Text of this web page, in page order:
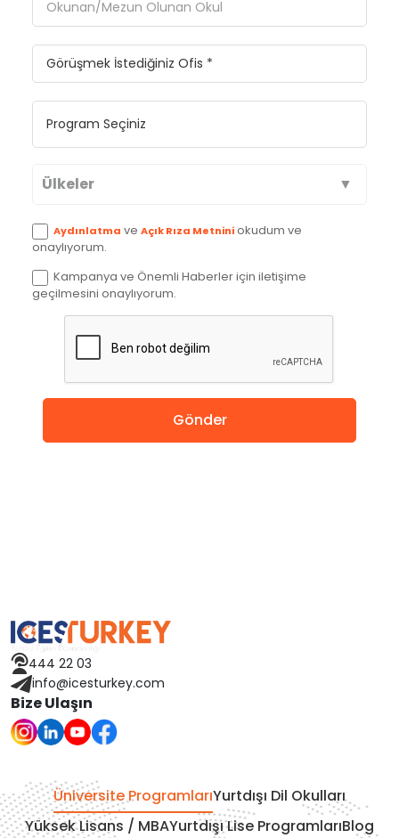
Ülkeler
Avustralya
Kanada
İngiltere
Amerika
Avusturya
Finlandiya
Çekya
İrlanda
Aydınlatma ve Açık Rıza Metniniokudum ve
onaylıyorum.
Kampanya ve Önemli Haberler için iletişime
geçilmesini onaylıyorum.
Gönder
444 22 03
info@icesturkey.com
Bize Ulaşın
Üniversite ProgramlarıYurtdışı Dil Okulları
Yüksek Lisans / MBAYurtdışı Lise ProgramlarıBlog